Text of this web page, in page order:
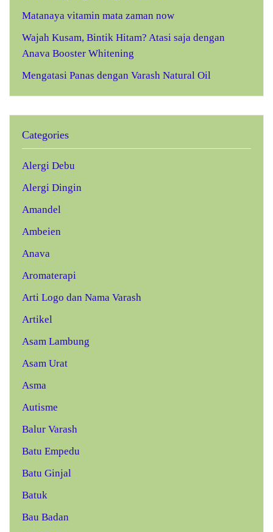
Matanaya vitamin mata zaman now
Wajah Kusam, Bintik Hitam? Atasi saja dengan
Anava Booster Whitening
Mengatasi Panas dengan Varash Natural Oil
Categories
Alergi Debu
Alergi Dingin
Amandel
Ambeien
Anava
Aromaterapi
Arti Logo dan Nama Varash
Artikel
Asam Lambung
Asam Urat
Asma
Autisme
Balur Varash
Batu Empedu
Batu Ginjal
Batuk
Bau Badan